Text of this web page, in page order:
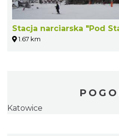
Stacja narciarska "Pod
1.67 km
Katowice